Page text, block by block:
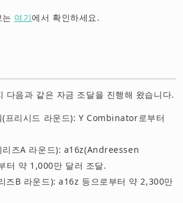
여기에서 확인하세요.
다음과 같은 자금 조달을 진행해 왔습니다.
프리시드 라운드): Y Combinator로부터
즈A 라운드): a16z(Andreessen
터 약 1,000만 달러 조달.
즈B 라운드): a16z 등으로부터 약 2,300만